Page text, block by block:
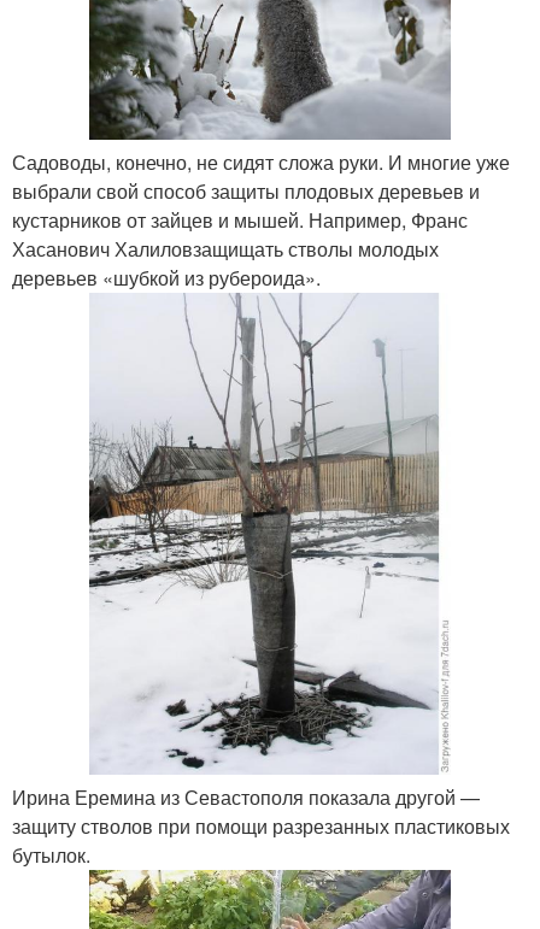
Садоводы, конечно, не сидят сложа руки. И многие уже
выбрали свой способ защиты плодовых деревьев и
кустарников от зайцев и мышей. Например, Франс
Хасанович Халиловзащищать стволы молодых
деревьев «шубкой из рубероида».
Ирина Еремина из Севастополя показала другой —
защиту стволов при помощи разрезанных пластиковых
бутылок.